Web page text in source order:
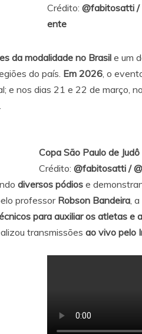
Crédito: @fabitosatti /
ente
da modalidade no Brasil e um
do país. Em 2026, o
e nos dias 21 e 22 de março,
Copa São Paulo de
Crédito: @fabitosatti /
diversos pódios e
professorRobson Bandeira,
para auxiliar os atletas e
transmissões ao vivo pelo